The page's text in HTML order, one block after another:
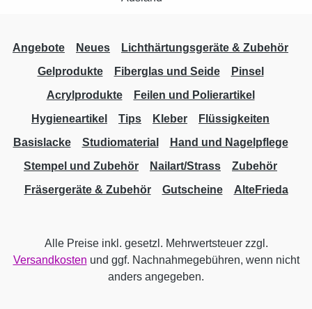
Angebote Neues
Lichthärtungsgeräte & Zubehör
Gelprodukte
Fiberglas und Seide
Pinsel
Acrylprodukte
Feilen und Polierartikel
Hygieneartikel
Tips Kleber
Flüssigkeiten
Basislacke
Studiomaterial
Hand und Nagelpflege
Stempel und Zubehör
Nailart/Strass
Zubehör
Fräsergeräte & Zubehör
Gutscheine AlteFrieda
Alle Preise inkl. gesetzl. Mehrwertsteuer zzgl.
Versandkosten und ggf. Nachnahmegebühren, wenn nicht
anders angegeben.